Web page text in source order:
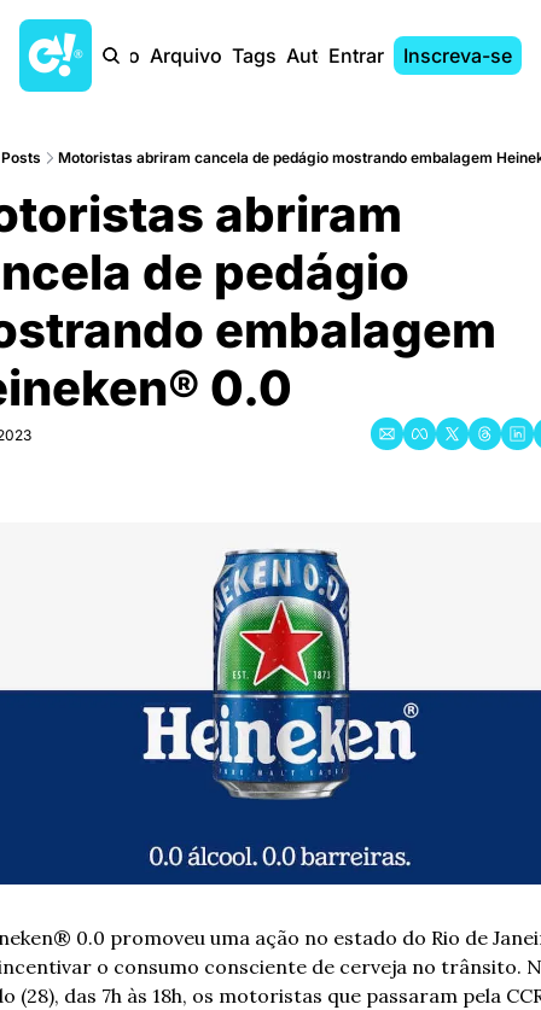
Início Arquivo Tags AutoresEntrar Inscreva-se
Posts Motoristas abriram cancela de pedágio mostrando embalagem
abriram
de pedágio
embalagem
0.0
0.0 promoveu uma ação no estado do Rio de
o consumo consciente de cerveja no trânsito.
(28), das 7h às 18h, os motoristas que passaram pela